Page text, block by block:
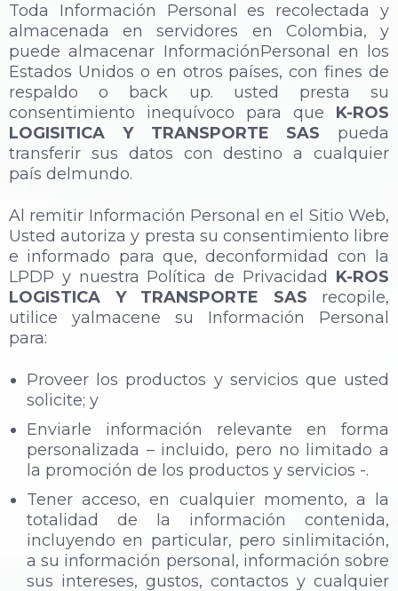
Toda Información Personal es recolectada y
almacenada en servidores en Colombia, y
puede almacenar InformaciónPersonal en los
Estados Unidos o en otros países, con fines de
respaldo o back up. usted presta su
consentimiento inequívoco para que K-ROS
LOGISITICA Y TRANSPORTE SAS pueda
transferir sus datos con destino a cualquier
país delmundo.
Al remitir Información Personal en el Sitio Web,
Usted autoriza y presta su consentimiento libre
e informado para que, deconformidad con la
LPDP y nuestra Política de Privacidad K-ROS
LOGISTICA Y TRANSPORTE SAS recopile,
utilice yalmacene su Información Personal
para:
Proveer los productos y servicios que usted
solicite; y
Enviarle información relevante en forma
personalizada – incluido, pero no limitado a
la promoción de los productos y servicios -.
Tener acceso, en cualquier momento, a la
totalidad de la información contenida,
incluyendo en particular, pero sinlimitación,
a su información personal, información sobre
sus intereses, gustos, contactos y cualquier